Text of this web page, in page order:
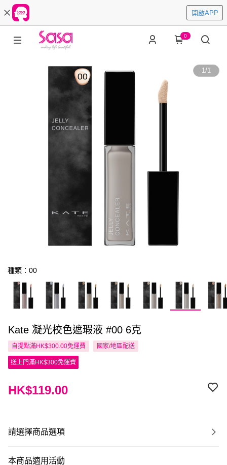
開啟APP
0
1/1
種類：00
Kate 凝光校色遮瑕液 #00 6克
自提點滿HK$300.00免運費 國家/地區配送
送上門滿HK$300免運費
HK$119.00
請選擇商品選項
本商品適用活動